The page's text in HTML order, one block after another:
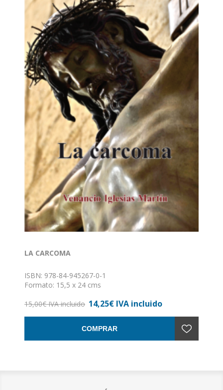
LA CARCOMA
ISBN: 978-84-945267-0-1
Formato: 15,5 x 24 cms
Encuadernación: Rústica
15,00€ IVA incluido 14,25€ IVA incluido
COMPRAR